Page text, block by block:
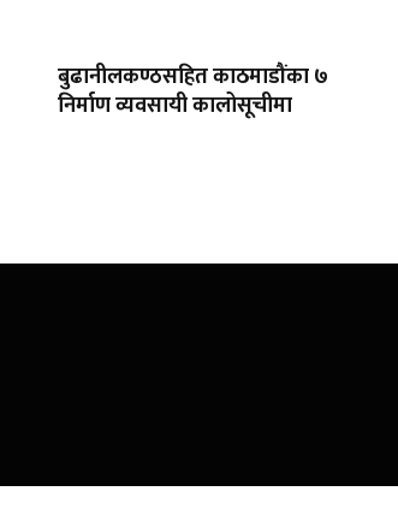
बुढानीलकण्ठसहित काठमाडौंका ७
निर्माण व्यवसायी कालोसूचीमा